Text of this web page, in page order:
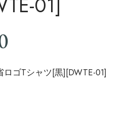
ロゴTシャツ[黒][DWTE-01]